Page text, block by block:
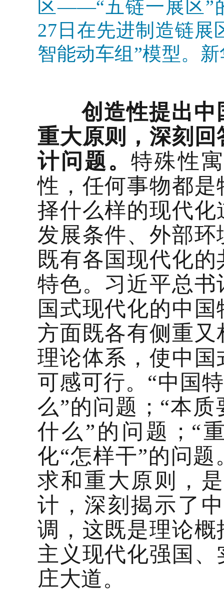
区——“五链一展区”
27日在先进制造链展
智能动车组”模型。
创造性提出中
重大原则，深刻
计问题。特殊性
性，任何事物都
择什么样的现代
发展条件、外部
既有各国现代化
特色。习近平总
国式现代化的中
方面既各有侧重
理论体系，使中
可感可行。“中国
么”的问题；“本
什么”的问题；“
化“怎样干”的问
求和重大原则，
计，深刻揭示了
调，这既是理论
主义现代化强国
庄大道。